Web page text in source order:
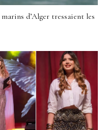
d’Alger tressaient les